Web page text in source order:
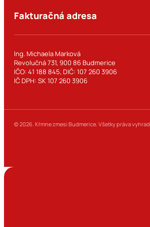
Fakturačná adresa
Ing. Michaela Marková
Revolučná 731, 900 86 Budmerice
IČO: 41 188 845, DIČ: 107 260 3906
IČ DPH: SK 107 260 3906
© 2026. Kŕmne zmesi Budmerice. Všetky práva